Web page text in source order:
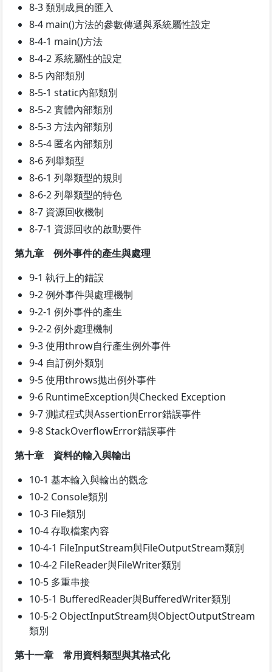
8-3 類別成員的匯入
8-4 main()方法的參數傳遞與系統屬性設定
8-4-1 main()方法
8-4-2 系統屬性的設定
8-5 內部類別
8-5-1 static內部類別
8-5-2 實體內部類別
8-5-3 方法內部類別
8-5-4 匿名內部類別
8-6 列舉類型
8-6-1 列舉類型的規則
8-6-2 列舉類型的特色
8-7 資源回收機制
8-7-1 資源回收的啟動要件
第九章 例外事件的產生與處理
9-1 執行上的錯誤
9-2 例外事件與處理機制
9-2-1 例外事件的產生
9-2-2 例外處理機制
9-3 使用throw自行產生例外事件
9-4 自訂例外類別
9-5 使用throws拋出例外事件
9-6 RuntimeException與Checked Exception
9-7 測試程式與AssertionError錯誤事件
9-8 StackOverflowError錯誤事件
第十章 資料的輸入與輸出
10-1 基本輸入與輸出的觀念
10-2 Console類別
10-3 File類別
10-4 存取檔案內容
10-4-1 FileInputStream與FileOutputStream類別
10-4-2 FileReader與FileWriter類別
10-5 多重串接
10-5-1 BufferedReader與BufferedWriter類別
10-5-2 ObjectInputStream與ObjectOutputStream
類別
第十一章 常用資料類型與其格式化